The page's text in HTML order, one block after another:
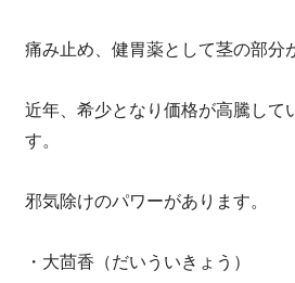
痛み止め、健胃薬として茎の部分
近年、希少となり価格が高騰して
す。
邪気除けのパワーがあります。
・大茴香（だいういきょう）